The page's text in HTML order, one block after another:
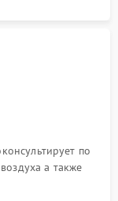
по
а также